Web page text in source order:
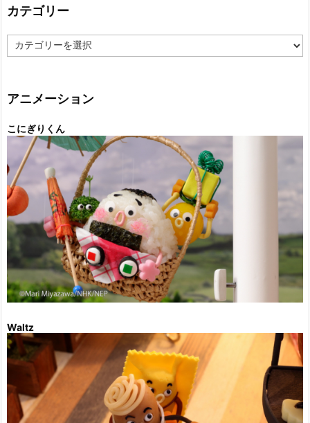
カテゴリー
テ
ー
アニメーション
こにぎりくん
Waltz